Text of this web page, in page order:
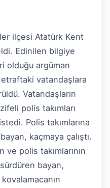
ilçesi Atatürk Kent
Edinilen bilgiye
olduğu argüman
vatandaşlara
Vatandaşların
polis takımları
Polis takımlarına
kaçmaya çalıştı.
ve polis takımlarının
sürdüren bayan,